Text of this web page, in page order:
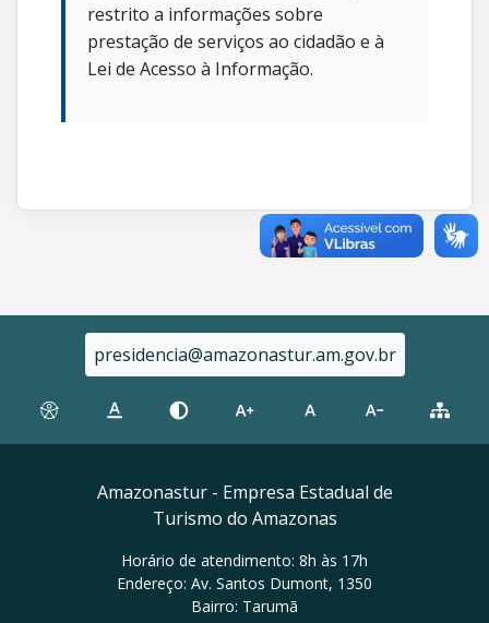
restrito a informações sobre
prestação de serviços ao cidadão e à
Lei de Acesso à Informação.
presidencia@amazonastur.am.gov.br
Amazonastur - Empresa Estadual de
Turismo do Amazonas
Horário de atendimento: 8h às 17h
Endereço: Av. Santos Dumont, 1350
Bairro: Tarumã